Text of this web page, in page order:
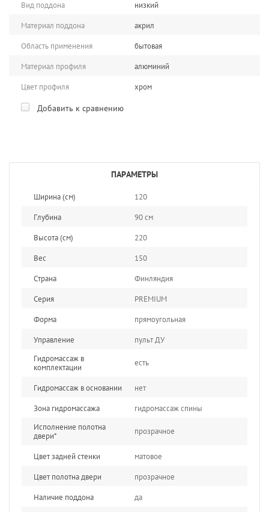
Вид поддона
низкий
Материал поддона
акрил
Область применения
бытовая
Материал профиля
алюминий
Цвет профиля
хром
Добавить к сравнению
ПАРАМЕТРЫ
Ширина (см)
120
Глубина
90 см
Высота (см)
220
Вес
150
Страна
Финляндия
Серия
PREMIUM
Форма
прямоугольная
Управление
пульт ДУ
Гидромассаж в
комплектации
есть
Гидромассаж в основании
нет
Зона гидромассажа
гидромассаж спины
Исполнение полотна
двери*
прозрачное
Цвет задней стенки
матовое
Цвет полотна двери
прозрачное
Наличие поддона
да